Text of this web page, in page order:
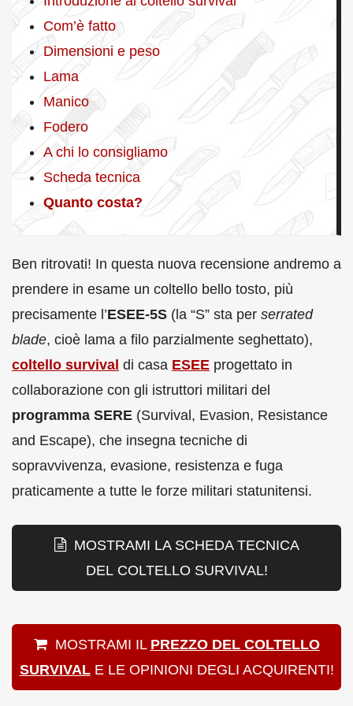
Com’è fatto
Dimensioni e peso
Lama
Manico
Fodero
A chi lo consigliamo
Scheda tecnica
Quanto costa?
Ben ritrovati! In questa nuova recensione andremo a
prendere in esame un coltello bello tosto, più
precisamente l’ESEE-5S (la “S” sta per serrated
blade, cioè lama a filo parzialmente seghettato),
coltello survival di casa ESEE progettato in
collaborazione con gli istruttori militari del
programma SERE (Survival, Evasion, Resistance
and Escape), che insegna tecniche di
sopravvivenza, evasione, resistenza e fuga
praticamente a tutte le forze militari statunitensi.
MOSTRAMI LA SCHEDA TECNICA
DEL COLTELLO SURVIVAL!
MOSTRAMI IL PREZZO DEL COLTELLO
SURVIVALE LE OPINIONI DEGLI ACQUIRENTI!